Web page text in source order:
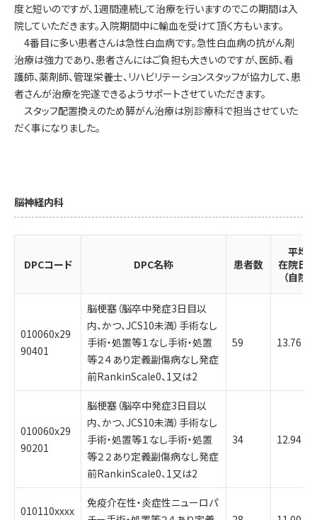
度と短いのですが、1週間連続して治療を行いますのでこの期間は入
院していただきます。入院期間中に輸血を受けて頂く方もいます。
4番目に多い患者さんは急性白血病です。急性白血病の抗がん剤
治療は強力であり、患者さんにはご負担も大きいのですが、医師、看
護師、薬剤師、管理栄養士、リハビリテーションスタッフが協力して、患
者さんが治療を完遂できるようサポートさせていただきます。
スタッフ配置換えのため膵がん治療は別診療科で担当させていた
だく事になりました。
脳神経内科
DPCコード DPC名称 患者数
平均
在院日数
（自院）
010060x29
90401
脳梗塞（脳卒中発症3日目以
内、かつ、JCS10未満）手術なし
手術・処置等１なし手術・処置
等２４あり定義副傷病なし発症
前RankinScale0、1又は2
59 13.76
010060x29
90201
脳梗塞（脳卒中発症3日目以
内、かつ、JCS10未満）手術なし
手術・処置等１なし手術・処置
等２２あり定義副傷病なし発症
前RankinScale0、1又は2
34 12.94
010110xxxx
免疫介在性・炎症性ニューロパ